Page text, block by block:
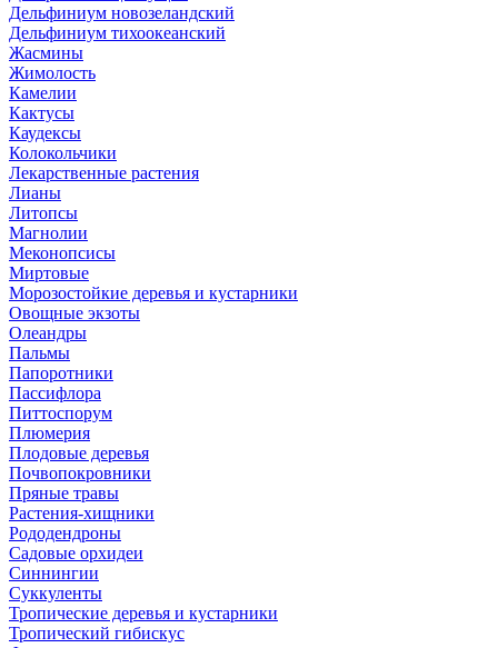
Дельфиниум новозеландский
Дельфиниум тихоокеанский
Жасмины
Жимолость
Камелии
Кактусы
Каудексы
Колокольчики
Лекарственные растения
Лианы
Литопсы
Магнолии
Меконопсисы
Миртовые
Морозостойкие деревья и кустарники
Овощные экзоты
Олеандры
Пальмы
Папоротники
Пассифлора
Питтоспорум
Плюмерия
Плодовые деревья
Почвопокровники
Пряные травы
Растения-хищники
Рододендроны
Садовые орхидеи
Синнингии
Суккуленты
Тропические деревья и кустарники
Тропический гибискус